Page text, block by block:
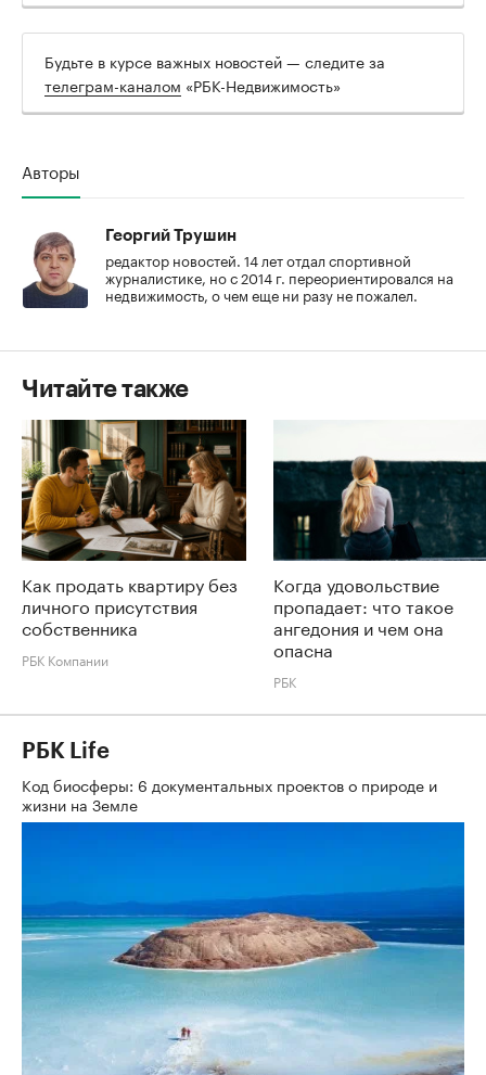
Будьте в курсе важных новостей — следите за
телеграм-каналом «РБК-Недвижимость»
Авторы
Георгий Трушин
редактор новостей. 14 лет отдал спортивной
журналистике, но с 2014 г. переориентировался на
недвижимость, о чем еще ни разу не пожалел.
Читайте также
Как продать квартиру без
личного присутствия
собственника
РБК Компании
Когда удовольствие
пропадает: что такое
ангедония и чем она
опасна
РБК
РБК Life
Код биосферы: 6 документальных проектов о природе и
жизни на Земле